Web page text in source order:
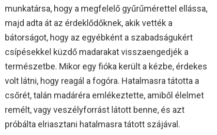
munkatársa, hogy a megfelelő gyűrűmérettel ellássa,
majd adta át az érdeklődőknek, akik vették a
bátorságot, hogy az egyébként a szabadságukért
csípésekkel küzdő madarakat visszaengedjék a
természetbe. Mikor egy fióka került a kézbe, érdekes
volt látni, hogy reagál a fogóra. Hatalmasra tátotta a
csőrét, talán madáréra emlékeztette, amiből élelmet
remélt, vagy veszélyforrást látott benne, és azt
próbálta elriasztani hatalmasra tátott szájával.